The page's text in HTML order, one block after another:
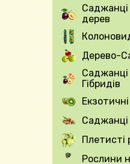
дерев
Expand
Expand
Дерево-
Expand
Гібридів
Expand
Саджанці
Expand
Плетисті
Expand
Рослини